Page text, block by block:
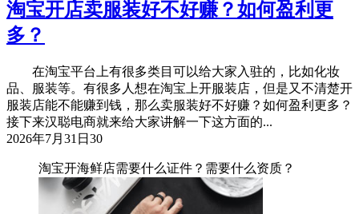
淘宝开店卖服装好不好赚？如何盈利更
多？
在淘宝平台上有很多类目可以给大家入驻的，比如化妆
品、服装等。有很多人想在淘宝上开服装店，但是又不清楚开
服装店能不能赚到钱，那么卖服装好不好赚？如何盈利更多？
接下来汉聪电商就来给大家讲解一下这方面的...
2026年7月31日 30
淘宝开海鲜店需要什么证件？需要什么资质？